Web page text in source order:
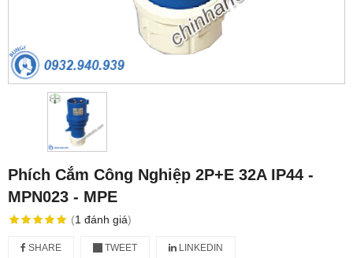
Phích Cắm Công Nghiệp 2P+E 32A IP44 -
MPN023 - MPE
(1 đánh giá)
SHARE TWEET LINKEDIN